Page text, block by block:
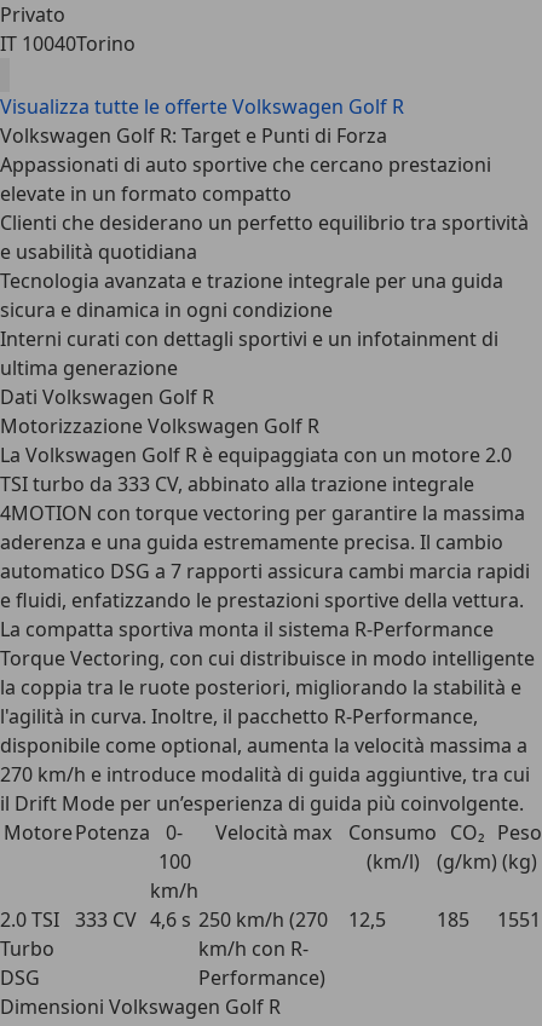
Privato
IT 10040Torino
Visualizza tutte le offerte Volkswagen Golf R
Volkswagen Golf R: Target e Punti di Forza
Appassionati di auto sportive che cercano prestazioni
elevate in un formato compatto
Clienti che desiderano un perfetto equilibrio tra sportività
e usabilità quotidiana
Tecnologia avanzata e trazione integrale per una guida
sicura e dinamica in ogni condizione
Interni curati con dettagli sportivi e un infotainment di
ultima generazione
Dati Volkswagen Golf R
Motorizzazione Volkswagen Golf R
La Volkswagen Golf R è equipaggiata con un motore 2.0
TSI turbo da 333 CV, abbinato alla trazione integrale
4MOTION con torque vectoring per garantire la massima
aderenza e una guida estremamente precisa. Il cambio
automatico DSG a 7 rapporti assicura cambi marcia rapidi
e fluidi, enfatizzando le prestazioni sportive della vettura.
La compatta sportiva monta il sistema R-Performance
Torque Vectoring, con cui distribuisce in modo intelligente
la coppia tra le ruote posteriori, migliorando la stabilità e
l'agilità in curva. Inoltre, il pacchetto R-Performance,
disponibile come optional, aumenta la velocità massima a
270 km/h e introduce modalità di guida aggiuntive, tra cui
il Drift Mode per un’esperienza di guida più coinvolgente.
MotorePotenza
0-
100
km/h
Velocità max
Consumo
(km/l)
CO₂
(g/km)
Peso
(kg)
2.0 TSI
Turbo
DSG
333 CV 4,6 s 250 km/h (270
km/h con R-
Performance)
12,5 185 1551
Dimensioni Volkswagen Golf R